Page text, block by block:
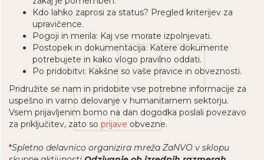
Kdo lahko zaprosi za status? Pregled kriterijev za
upravičence.
Pogoji in merila: Kaj vse morate izpolnjevati.
Postopek in dokumentacija: Katere dokumente
potrebujete in kako vlogo pravilno oddati.
Po pridobitvi: Kakšne so vaše pravice in obveznosti.
Pridružite se nam in pridobite vse potrebne informacije za
uspešno in varno delovanje v humanitarnem sektorju.
Vsem prijavljenim bomo na dan dogodka poslali povezavo
za priključitev, zato so prijave obvezne.
*Spletno delavnico organizira mreža ZaNVO v sklopu